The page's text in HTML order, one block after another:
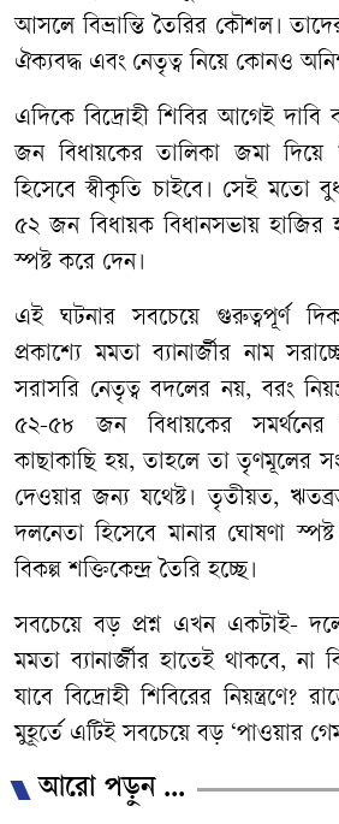
আসলে বিভ্রান্তি তৈরির কৌশল।
ঐক্যবদ্ধ এবং নেতৃত্ব নিয়ে কোনও
এদিকে বিদ্রোহী শিবির আগেই
জন বিধায়কের তালিকা জমা দিয়ে
হিসেবে স্বীকৃতি চাইবে। সেই মতো
৫২ জন বিধায়ক বিধানসভায় হাজির
স্পষ্ট করে দেন।
এই ঘটনার সবচেয়ে গুরুত্বপূর্ণ
প্রকাশ্যে মমতা ব্যানার্জীর নাম
সরাসরি নেতৃত্ব বদলের নয়, বরং
৫২-৫৮ জন বিধায়কের সমর্থনের
কাছাকাছি হয়, তাহলে তা তৃণমূলের
দেওয়ার জন্য যথেষ্ট। তৃতীয়ত, ঋতব্রত
দলনেতা হিসেবে মানার ঘোষণা
বিকল্প শক্তিকেন্দ্র তৈরি হচ্ছে।
সবচেয়ে বড় প্রশ্ন এখন একটাই-
মমতা ব্যানার্জীর হাতেই থাকবে, না
যাবে বিদ্রোহী শিবিরের নিয়ন্ত্রণে?
মুহূর্তে এটিই সবচেয়ে বড় ‘পাওয়ার
আরো পড়ুন ...